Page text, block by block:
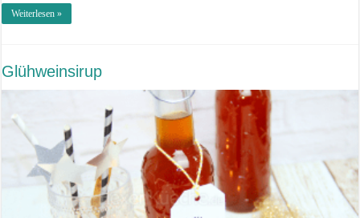
Weiterlesen »
Glühweinsirup